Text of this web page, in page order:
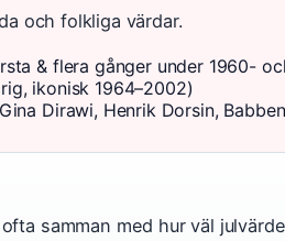
och folkliga värdar.
& flera gånger under 1960-
ikonisk 1964–2002)
Dirawi, Henrik Dorsin,
samman med hur väl